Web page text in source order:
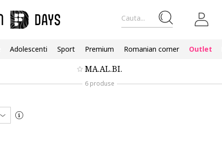
Cauta...
Adolescenti Sport Premium Romanian corner Outlet
MA.AL.BI.
6 produse